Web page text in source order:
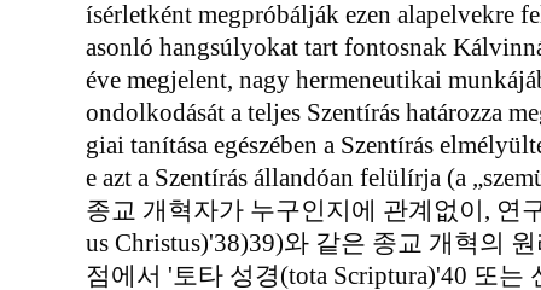
ísérletként megpróbálják ezen alapelvekre
asonló hangsúlyokat tart fontosnak
éve megjelent, nagy hermeneutikai
ondolkodását a teljes Szentírás határozza
giai tanítása egészében a Szentírás
e azt a Szentírás állandóan felülírja (a
종교 개혁자가 누구인지에 관계없이, 연
us Christus)'38)39)와 같은 종교 개혁의
점에서 '토타 성경(tota Scriptura)'40 또